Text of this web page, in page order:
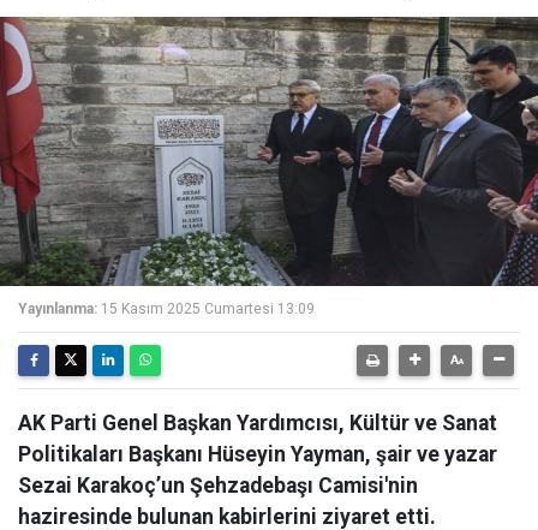
Yayınlanma: 15 Kasım 2025 Cumartesi 13:09
AK Parti Genel Başkan Yardımcısı, Kültür ve Sanat
Politikaları Başkanı Hüseyin Yayman, şair ve yazar
Sezai Karakoç’un Şehzadebaşı Camisi'nin
haziresinde bulunan kabirlerini ziyaret etti.